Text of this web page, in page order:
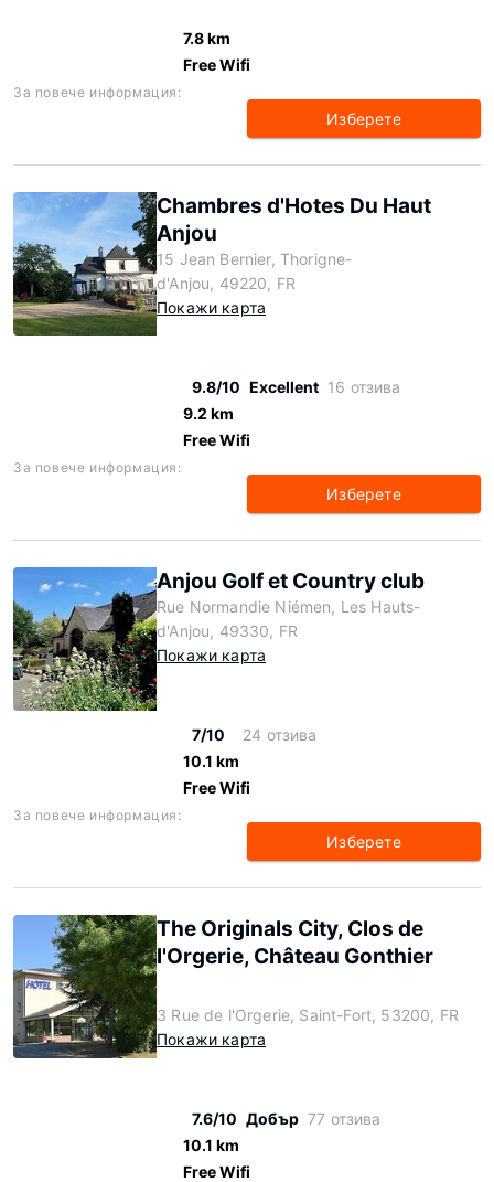
7.8 km
Free Wifi
За повече информация:
Изберете
Chambres d'Hotes Du Haut
Anjou
15 Jean Bernier, Thorigne-
d'Anjou, 49220, FR
Покажи карта
9.8/10 Excellent 16 отзива
9.2 km
Free Wifi
За повече информация:
Изберете
Anjou Golf et Country club
Rue Normandie Niémen, Les Hauts-
d'Anjou, 49330, FR
Покажи карта
7/10
24 отзива
10.1 km
Free Wifi
За повече информация:
Изберете
The Originals City, Clos de
l'Orgerie, Château Gonthier
3 Rue de l'Orgerie, Saint-Fort, 53200, FR
Покажи карта
7.6/10 Добър 77 отзива
10.1 km
Free Wifi